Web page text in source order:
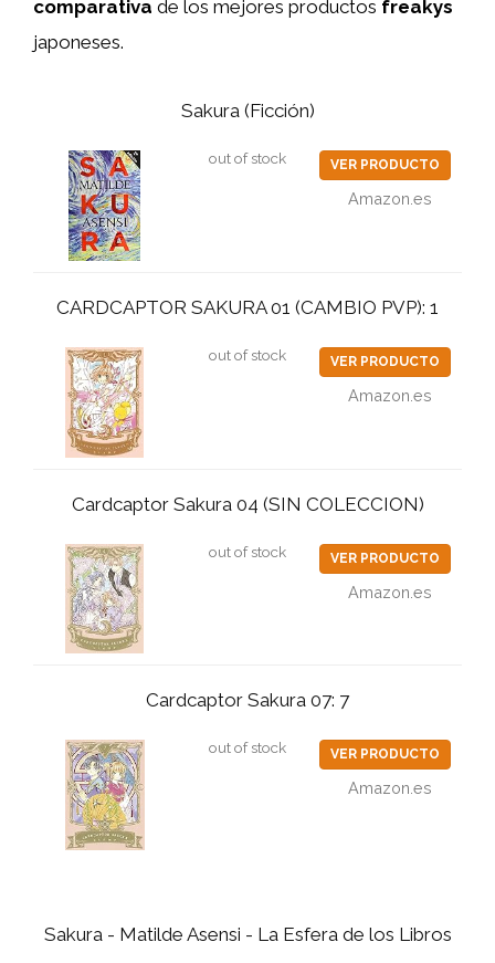
comparativa de los mejores productos freakys
japoneses.
Sakura (Ficción)
out of stock VER PRODUCTO
Amazon.es
CARDCAPTOR SAKURA 01 (CAMBIO PVP): 1
out of stock VER PRODUCTO
Amazon.es
Cardcaptor Sakura 04 (SIN COLECCION)
out of stock VER PRODUCTO
Amazon.es
Cardcaptor Sakura 07: 7
out of stock VER PRODUCTO
Amazon.es
Sakura - Matilde Asensi - La Esfera de los Libros